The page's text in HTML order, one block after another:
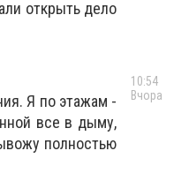
открыть дело
Я по этажам -
все в дыму,
полностью
10:54
Вчора